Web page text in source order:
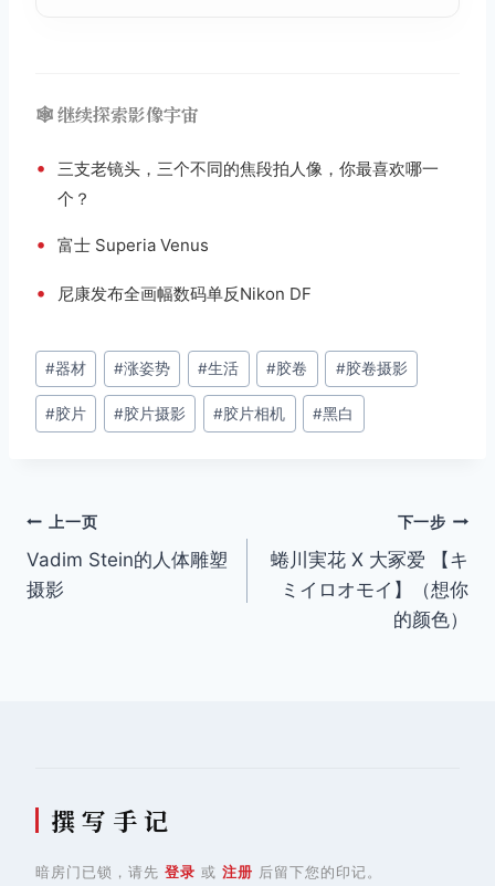
🕸️ 继续探索影像宇宙
•
三支老镜头，三个不同的焦段拍人像，你最喜欢哪一
个？
• 富士 Superia Venus
• 尼康发布全画幅数码单反Nikon DF
文
章
标
#器材 #涨姿势 #生活 #胶卷 #胶卷摄影
#胶片 #胶片摄影 #胶片相机 #黑白
文
章
上一页
Vadim Stein的人体雕塑
摄影
下一步
蜷川実花 X 大冢爱 【キ
ミイロオモイ】（想你
的颜色）
撰 写 手 记
暗房门已锁，请先 登录 或 注册 后留下您的印记。